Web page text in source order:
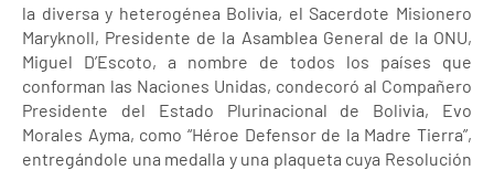
la diversa y heterogénea Bolivia, el Sacerdote Misionero
Maryknoll, Presidente de la Asamblea General de la ONU,
Miguel D’Escoto, a nombre de todos los países que
conforman las Naciones Unidas, condecoró al Compañero
Presidente del Estado Plurinacional de Bolivia, Evo
Morales Ayma, como “Héroe Defensor de la Madre Tierra”,
entregándole una medalla y una plaqueta cuya Resolución